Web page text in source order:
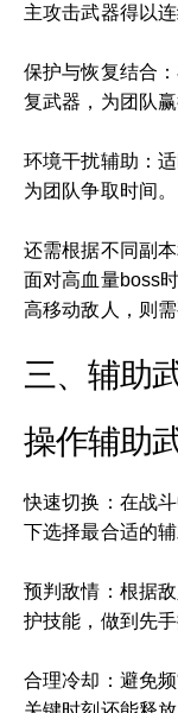
主攻击武器得以连
保护与恢复结合
复武器，为团队
环境干扰辅助：
为团队争取时间。
还需根据不同副
面对高血量boss
高移动敌人，则
三、辅助
操作辅助
快速切换：在战
下选择最合适的辅
预判敌情：根据
护技能，做到先手
合理冷却：避免